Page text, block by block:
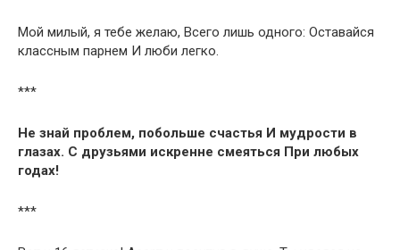
Мой милый, я тебе желаю, Всего лишь одного: Оставайся
классным парнем И люби легко.
***
Не знай проблем, побольше счастья И мудрости в
глазах. С друзьями искренне смеяться При любых
годах!
***